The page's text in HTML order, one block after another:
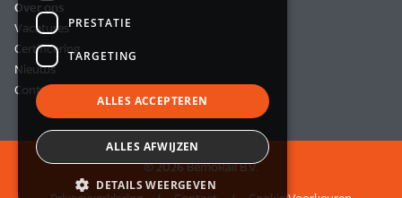
Over ons
Vacatures
Certificering
Nieuws
Contact
© 2026 BemoRail B.V.
PRESTATIE
TARGETING
ALLES ACCEPTEREN
ALLES AFWIJZEN
DETAILS WEERGEVEN